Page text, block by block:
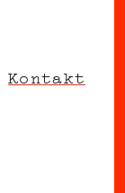
Kontakt